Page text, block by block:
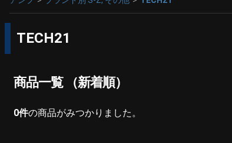
TECH21
商品一覧 （新着順）
0件の商品がみつかりました。